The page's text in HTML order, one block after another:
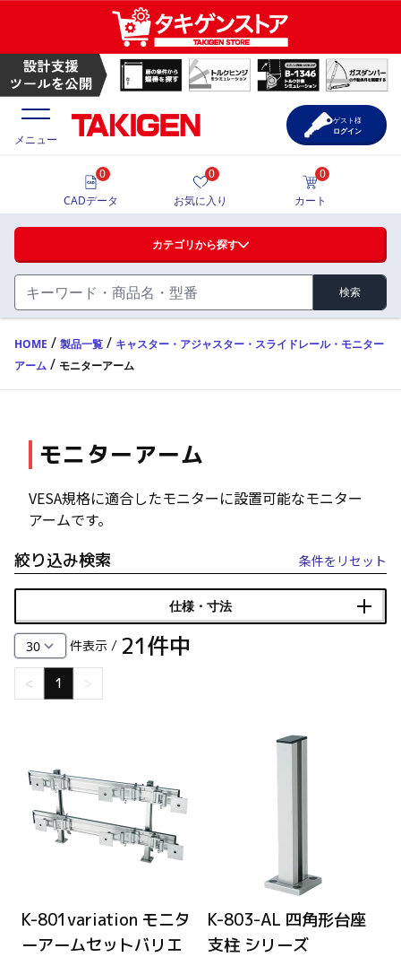
ハンドル・取手・つまみ・周辺機器
FA・A
蝶番・ステー・周辺機器
FB・B
辺機器
FC・C
電気錠・インターロック
L・LE
キャスター・アジャスター・スライドレール・モ
K・KC
価格一覧
製品カタログ
CAD一覧
メニュー
カテゴリから探す
検索
0
CADデータ
0
お気に入り
0
カート
ゲスト様
ログイン
HOME / 製品一覧 / キャスター・アジャスター・スライドレール・モニター
アーム / モニターアーム
モニターアーム
VESA規格に適合したモニターに設置可能なモニター
アームです。
絞り込み検索 条件をリセット
仕様・寸法
件表示 / 21件中
< 1 >
K-801variation モニタ
ーアームセットバリエ
K-803-AL 四角形台座
支柱 シリーズ
モニターアーム | TAKIGEN | タキゲン製造株式会社